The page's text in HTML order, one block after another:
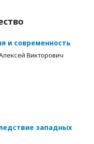
и современность
Викторович
западных